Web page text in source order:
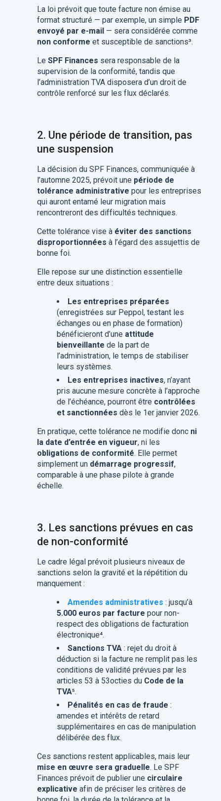
La loi prévoit que toute facture non émise au
format structuré — par exemple, un simple PDF
envoyé par e-mail— sera considérée comme
non conforme et susceptible de sanctions³.
Le SPF Finances sera responsable de la
supervision de la conformité, tandis que
l’administration TVA disposera d’un droit de
contrôle renforcé sur les flux déclarés.
2. Une période de transition, pas
une suspension
La décision du SPF Finances, communiquée à
l’automne 2025, prévoit une période de
tolérance administrative pour les entreprises
qui auront entamé leur migration mais
rencontreront des difficultés techniques.
Cette tolérance vise à éviter des sanctions
disproportionnées à l’égard des assujettis de
bonne foi.
Elle repose sur une distinction essentielle
entre deux situations :
Les entreprises préparées
(enregistrées sur Peppol, testant les
échanges ou en phase de formation)
bénéficieront d’une attitude
bienveillante de la part de
l’administration, le temps de stabiliser
leurs systèmes.
Les entreprises inactives, n’ayant
pris aucune mesure concrète à l’approche
de l’échéance, pourront être contrôlées
et sanctionnées dès le 1er janvier 2026.
En pratique, cette tolérance ne modifie donc ni
la date d’entrée en vigueur, ni les
obligations de conformité. Elle permet
simplement un démarrage progressif,
comparable à une phase pilote à grande
échelle.
3. Les sanctions prévues en cas
de non-conformité
Le cadre légal prévoit plusieurs niveaux de
sanctions selon la gravité et la répétition du
manquement :
Amendes administratives : jusqu’à
5.000 euros par facture pour non-
respect des obligations de facturation
électronique⁴.
Sanctions TVA: rejet du droit à
déduction si la facture ne remplit pas les
conditions de validité prévues par les
articles 53 à 53octies du Code de la
TVA⁵.
Pénalités en cas de fraude :
amendes et intérêts de retard
supplémentaires en cas de manipulation
délibérée des flux.
Ces sanctions restent applicables, mais leur
mise en œuvre sera graduelle. Le SPF
Finances prévoit de publier une circulaire
explicative afin de préciser les critères de